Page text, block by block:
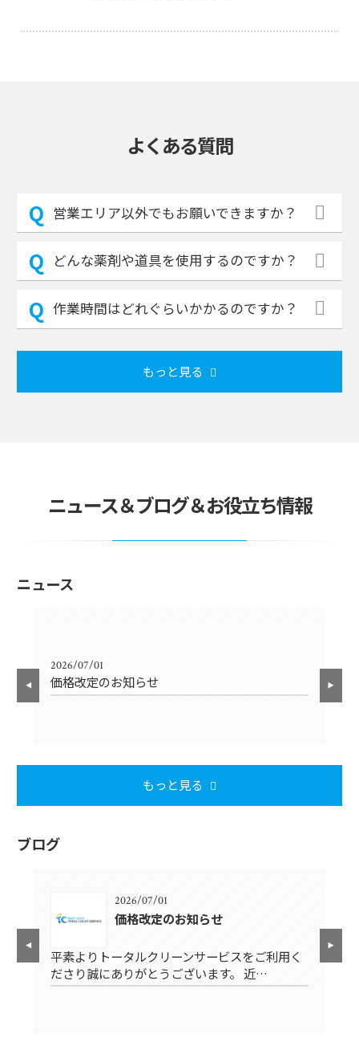
よくある質問
営業エリア以外でもお願いできますか？
どんな薬剤や道具を使用するのですか？
作業時間はどれぐらいかかるのですか？
もっと見る
ニュース＆ブログ＆お役立ち情報
ニュース
2026/07/01
価格改定のお知らせ
もっと見る
ブログ
2026/07/01
価格改定のお知らせ
平素よりトータルクリーンサービスをご利用く
ださり誠にありがとうございます。 近…